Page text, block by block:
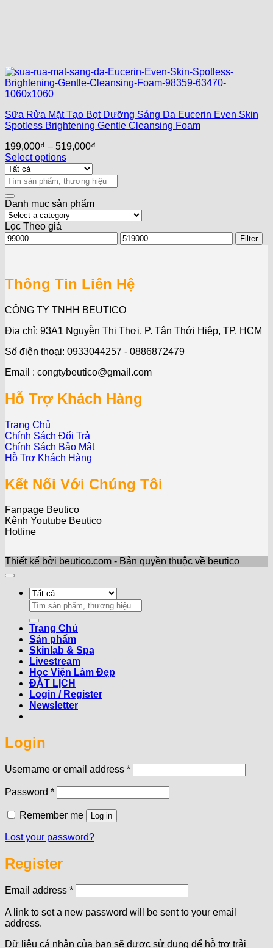
Sữa Rửa Mặt Tạo Bọt Dưỡng Sáng Da Eucerin Even Skin
Spotless Brightening Gentle Cleansing Foam
199,000₫ – 519,000₫
Select options
Search
for:
Danh mục sản phẩm
Lọc Theo giá
Min
price
Max
price
Filter
Thông Tin Liên Hệ
CÔNG TY TNHH BEUTICO
Địa chỉ: 93A1 Nguyễn Thị Thơi, P. Tân Thới Hiệp, TP. HCM
Số điện thoại: 0933044257 - 0886872479
Email : congtybeutico@gmail.com
Hỗ Trợ Khách Hàng
Trang Chủ
Chính Sách Đổi Trả
Chính Sách Bảo Mật
Hỗ Trợ Khách Hàng
Kết Nối Với Chúng Tôi
Fanpage Beutico
Kênh Youtube Beutico
Hotline
Thiết kế bởi beutico.com - Bản quyền thuộc về beutico
Search
for:
Trang Chủ
Sản phẩm
Skinlab & Spa
Livestream
Học Viện Làm Đẹp
ĐẶT LỊCH
Login / Register
Newsletter
Login
Username or email address *Required
Password *Required
Remember me Log in
Lost your password?
Register
Email address *Required
A link to set a new password will be sent to your email
address.
Dữ liệu cá nhân của bạn sẽ được sử dụng để hỗ trợ trải